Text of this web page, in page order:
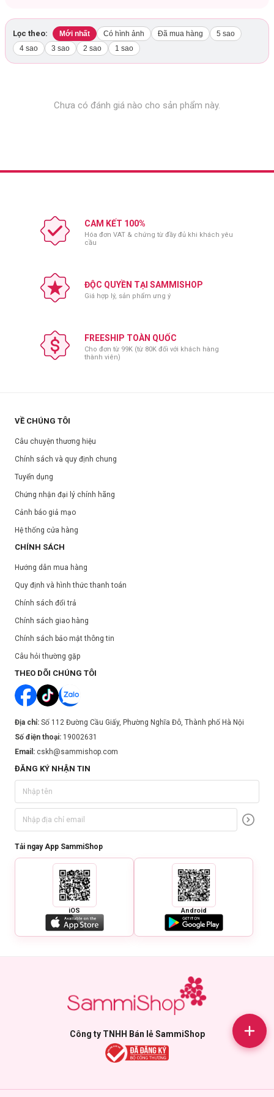
Thành phần chi tiết:
Làm sạch và khô vùng da xung quanh vết mụn hoặc vết thương
trước khi dán sản phẩm.
thương.
Thay miếng dán khi cần thiết, miếng dán chỉ sử dụng một lần.
Tránh ánh nắng trực tiếp.
Khối lượng:
24 miếng/ hộp.
Hạn sử dụng:
Ngày sản xuất:
Lọc theo: Mới nhất Có hình ảnh Đã mua hàng
5 sao
4 sao
3 sao 2 sao 1 sao
Chưa có đánh giá nào cho sản phẩm này.
CAM KẾT 100%
Hóa đơn VAT & chứng từ đầy đủ khi khách yêu
cầu
ĐỘC QUYỀN TẠI SAMMISHOP
Giá hợp lý, sản phẩm ưng ý
FREESHIP TOÀN QUỐC
Cho đơn từ 99K (từ 80K đối với khách hàng
thành viên)
VỀ CHÚNG TÔI
Câu chuyện thương hiệu
Chính sách và quy định chung
Tuyển dụng
Chứng nhận đại lý chính hãng
Cảnh báo giả mạo
Hệ thống cửa hàng
CHÍNH SÁCH
Hướng dẫn mua hàng
Quy định và hình thức thanh toán
Chính sách đổi trả
Chính sách giao hàng
Chính sách bảo mật thông tin
Câu hỏi thường gặp
THEO DÕI CHÚNG TÔI
Địa chỉ: Số 112 Đường Cầu Giấy, Phường Nghĩa Đô, Thành phố Hà Nội
Số điện thoại: 19002631
Email: cskh@sammishop.com
ĐĂNG KÝ NHẬN TIN
Tải ngay App SammiShop
iOS Android
Công ty TNHH Bán lẻ SammiShop